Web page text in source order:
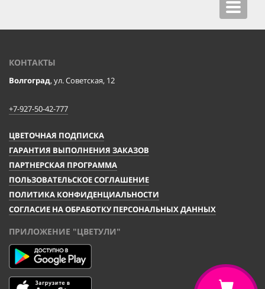
Toggle
КОНТАКТЫ
Волгоград, ул. Советская, 12
+7-927-50-42-777
ЦВЕТОЧНАЯ ПОДПИСКА
ГАРАНТИЯ ВЫПОЛНЕНИЯ ЗАКАЗОВ
ПАРТНЕРСКАЯ ПРОГРАММА
ПОЛЬЗОВАТЕЛЬСКОЕ СОГЛАШЕНИЕ
ПОЛИТИКА КОНФИДЕНЦИАЛЬНОСТИ
СОГЛАСИЕ НА ОБРАБОТКУ ПЕРСОНАЛЬНЫХ ДАННЫХ
ПРИЛОЖЕНИЕ "ЦВЕТУЛИ"